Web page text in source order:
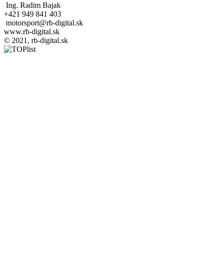
Ing. Radim Bajak
+421 949 841 403
motorsport@rb-digital.sk
www.rb-digital.sk
© 2021, rb-digital.sk